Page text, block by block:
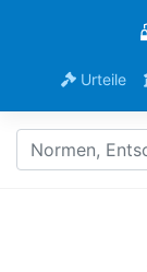
Urteile